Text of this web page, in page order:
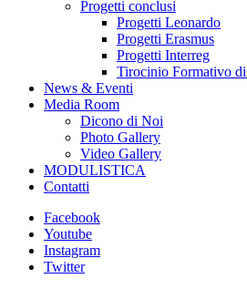
Progetti conclusi
Progetti Leonardo
Progetti Erasmus
Progetti Interreg
Tirocinio Formativo
News & Eventi
Media Room
Dicono di Noi
Photo Gallery
Video Gallery
MODULISTICA
Contatti
Facebook
Youtube
Instagram
Twitter